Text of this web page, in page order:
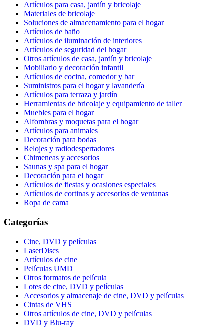
Artículos para casa, jardín y bricolaje
Materiales de bricolaje
Soluciones de almacenamiento para el hogar
Artículos de baño
Artículos de iluminación de interiores
Artículos de seguridad del hogar
Otros artículos de casa, jardín y bricolaje
Mobiliario y decoración infantil
Artículos de cocina, comedor y bar
Suministros para el hogar y lavandería
Artículos para terraza y jardín
Herramientas de bricolaje y equipamiento de taller
Muebles para el hogar
Alfombras y moquetas para el hogar
Artículos para animales
Decoración para bodas
Relojes y radiodespertadores
Chimeneas y accesorios
Saunas y spa para el hogar
Decoración para el hogar
Artículos de fiestas y ocasiones especiales
Artículos de cortinas y accesorios de ventanas
Ropa de cama
Categorías
Cine, DVD y películas
LaserDiscs
Artículos de cine
Películas UMD
Otros formatos de película
Lotes de cine, DVD y películas
Accesorios y almacenaje de cine, DVD y películas
Cintas de VHS
Otros artículos de cine, DVD y películas
DVD y Blu-ray